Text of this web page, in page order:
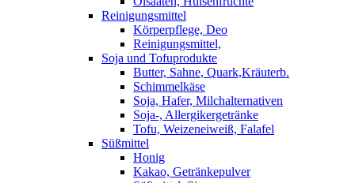
Reinigungsmittel
Körperpflege, Deo
Reinigungsmittel,
Soja und Tofuprodukte
Butter, Sahne, Quark,Kräuterb.
Schimmelkäse
Soja, Hafer, Milchalternativen
Soja-, Allergikergetränke
Tofu, Weizeneiweiß, Falafel
Süßmittel
Honig
Kakao, Getränkepulver